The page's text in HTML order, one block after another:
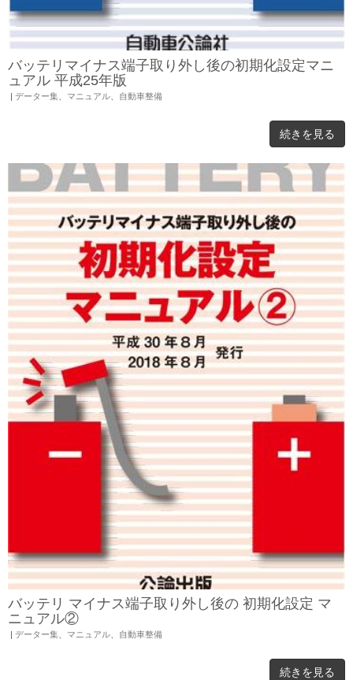
バッテリマイナス端子取り外し後の初期化設定マニ
ュアル 平成25年版
| データー集 マニュアル 自動車整備
続きを見る
バッテリ マイナス端子取り外し後の 初期化設定 マ
ニュアル②
データー集 マニュアル 自動車整備
続きを見る